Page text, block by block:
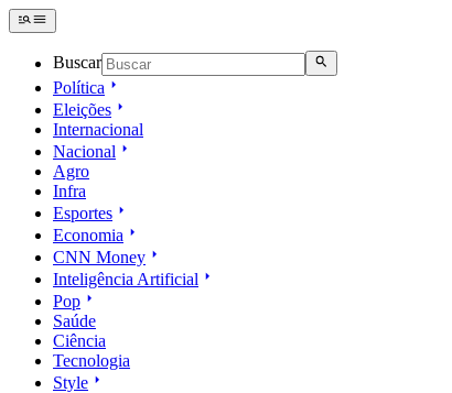
Buscar
Política
Eleições
Internacional
Nacional
Agro
Infra
Esportes
Economia
CNN Money
Inteligência Artificial
Pop
Saúde
Ciência
Tecnologia
Style